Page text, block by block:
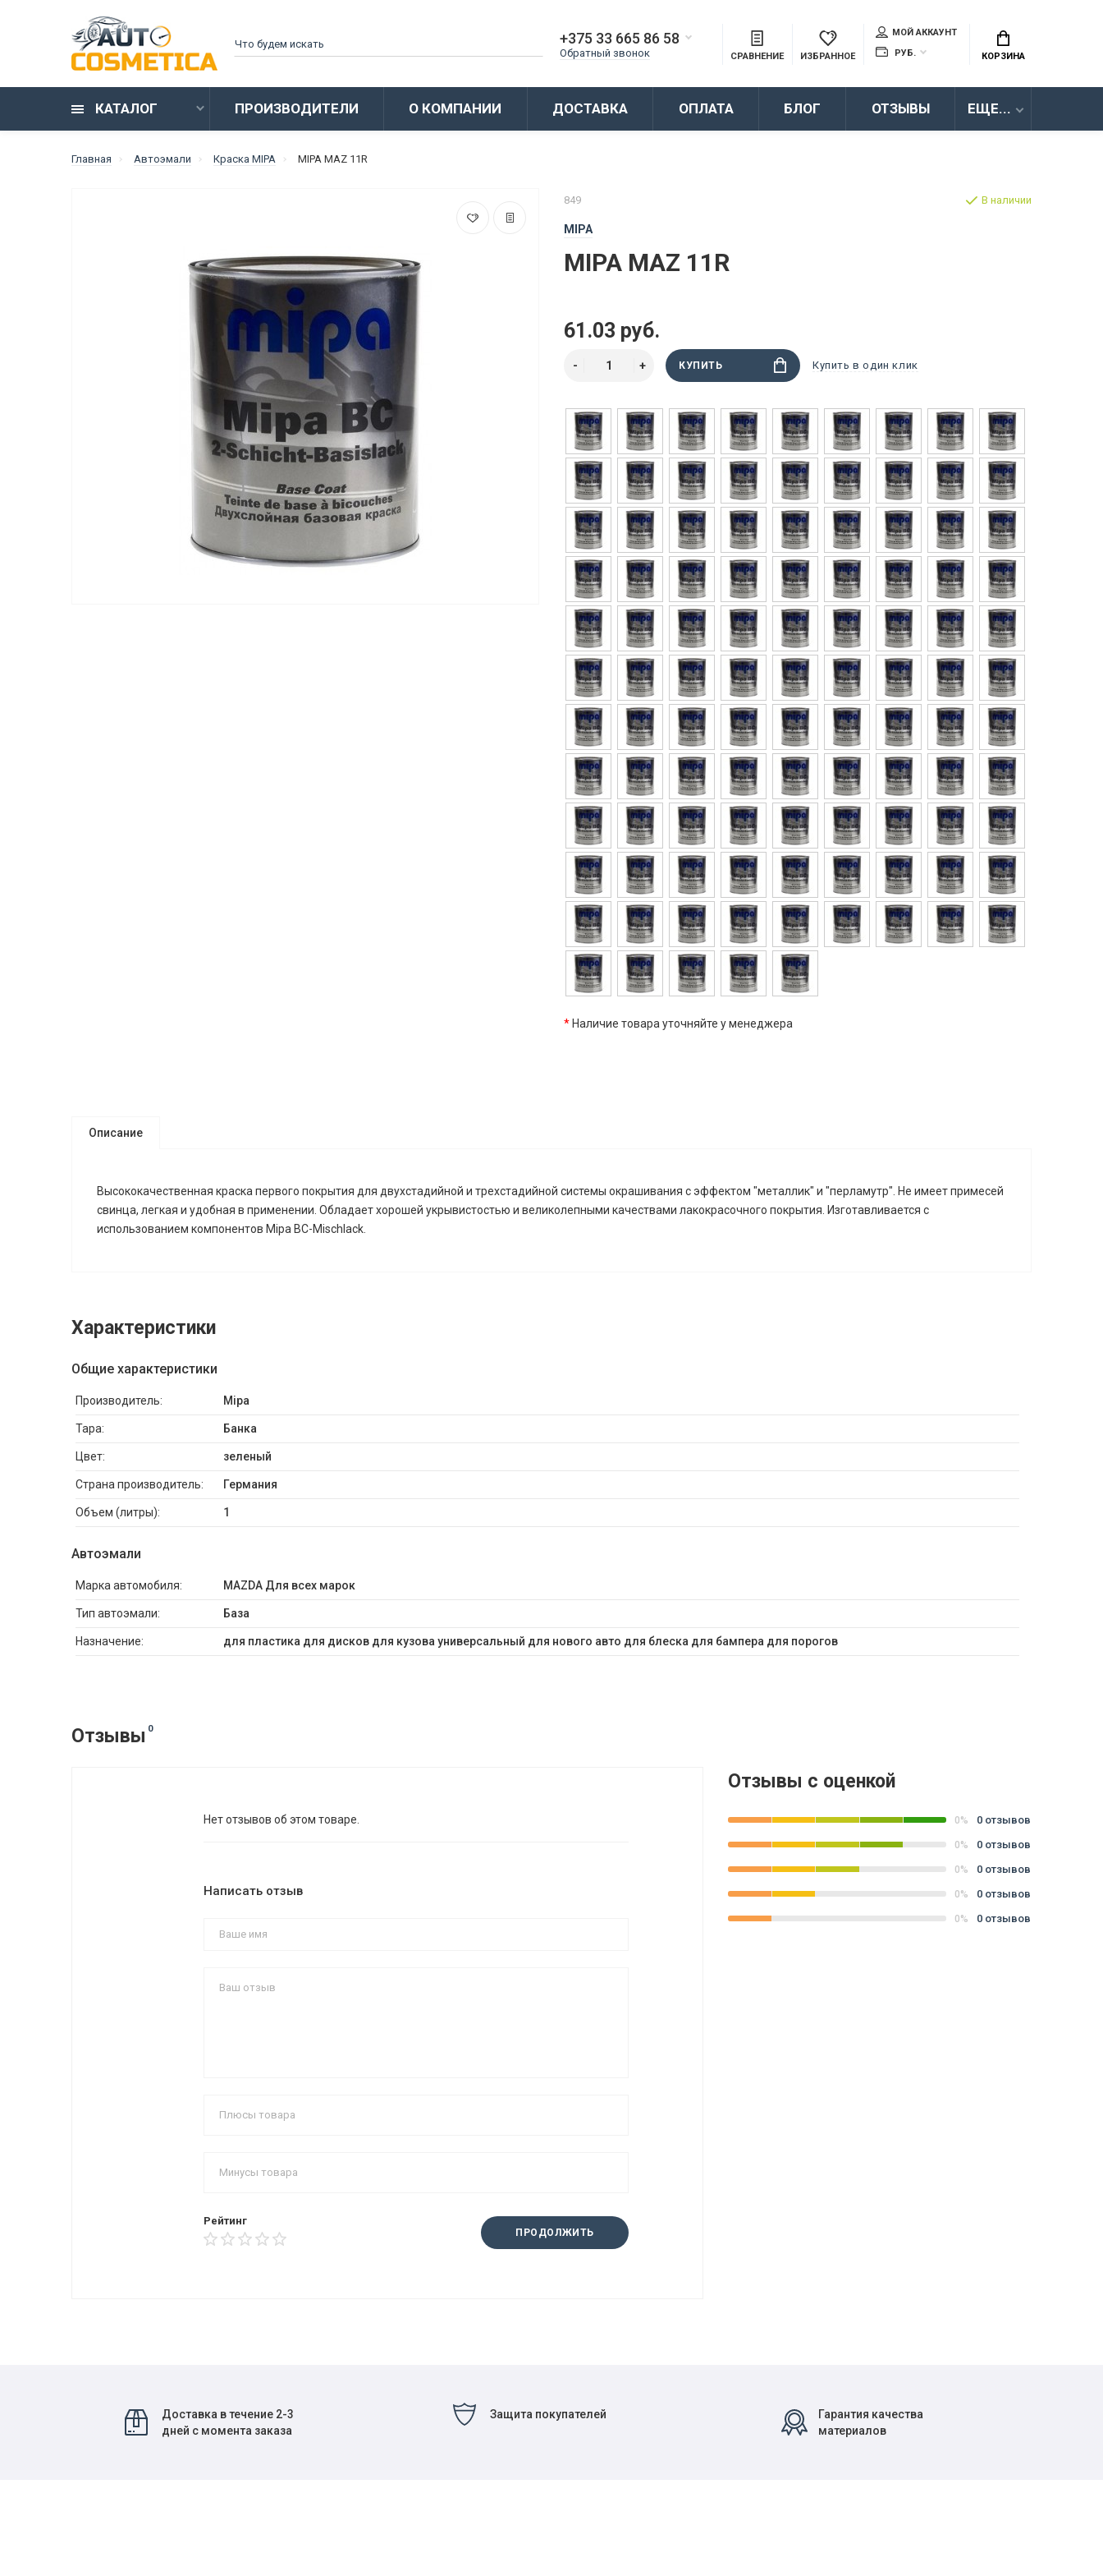
+375 33 665 86 58
Обратный звонок СРАВНЕНИЕ ИЗБРАННОЕ
МОЙ АККАУНТ
РУБ.
КОРЗИНА
КАТАЛОГ ПРОИЗВОДИТЕЛИ О КОМПАНИИ ДОСТАВКА ОПЛАТА БЛОГ ОТЗЫВЫ ЕЩЕ...
Главная Автоэмали Краска MIPA MIPA MAZ 11R
849
MIPA
MIPA MAZ 11R
В наличии
61.03 руб.
КУПИТЬ Купить в один клик
* Наличие товара уточняйте у менеджера
Описание
Высококачественная краска первого покрытия для двухстадийной и трехстадийной системы окрашивания с эффектом "металлик" и "перламутр". Не имеет примесей
свинца, легкая и удобная в применении. Обладает хорошей укрывистостью и великолепными качествами лакокрасочного покрытия. Изготавливается с
использованием компонентов Mipa BC-Mischlack.
Характеристики
Общие характеристики
Производитель: Mipa
Тара: Банка
Цвет: зеленый
Страна производитель: Германия
Объем (литры): 1
Автоэмали
Марка автомобиля: MAZDA Для всех марок
Тип автоэмали: База
Назначение: для пластика для дисков для кузова универсальный для нового авто для блеска для бампера для порогов
Отзывы 0
Нет отзывов об этом товаре.
Написать отзыв
Рейтинг
ПРОДОЛЖИТЬ
Отзывы с оценкой
0% 0 отзывов
0% 0 отзывов
0% 0 отзывов
0% 0 отзывов
0% 0 отзывов
Доставка в течение 2-3
дней с момента заказа
Защита покупателей
Гарантия качества
материалов